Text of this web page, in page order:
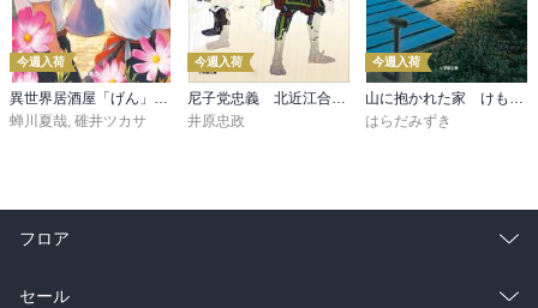
今週入荷
異世界居酒屋「げん」三杯目
蝉川夏哉, 碓井ツカサ
今週入荷
尼子党忠義 北近江合戦心得〈八〉
井原忠政
今週入荷
山に抱かれた家 けもの道
はらだみずき
フロア
総合
セール